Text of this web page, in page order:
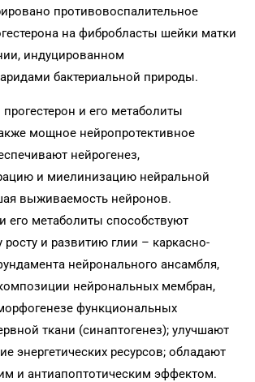
противовоспалительное
на фибробласты шейки матки
индуцированном
бактериальной природы.
и его метаболиты
мощное нейропротективное
нейрогенез,
и миелинизацию нейральной
выживаемость нейронов.
его метаболиты способствуют
и развитию глии – каркасно-
нейронального ансамбля,
нейрональных мембран,
функциональных
ткани (синаптогенез); улучшают
энергетических ресурсов; обладают
и антиапоптотическим эффектом.